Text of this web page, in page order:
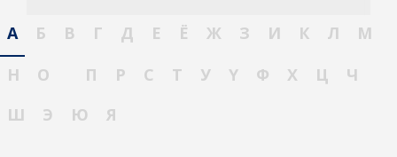
А Б В Г Д Е Ё Ж З И К Л
М
Н
О П Р С Т У Ү Ф Х Ц
Ч
Ш
Э Ю Я